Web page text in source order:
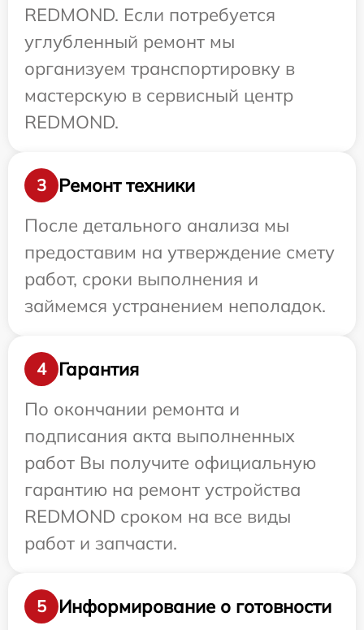
REDMOND. Если потребуется
углубленный ремонт мы
организуем транспортировку в
мастерскую в сервисный центр
REDMOND.
3
Ремонт техники
После детального анализа мы
предоставим на утверждение смету
работ, сроки выполнения и
займемся устранением неполадок.
4
Гарантия
По окончании ремонта и
подписания акта выполненных
работ Вы получите официальную
гарантию на ремонт устройства
REDMOND сроком на все виды
работ и запчасти.
5
Информирование о готовности